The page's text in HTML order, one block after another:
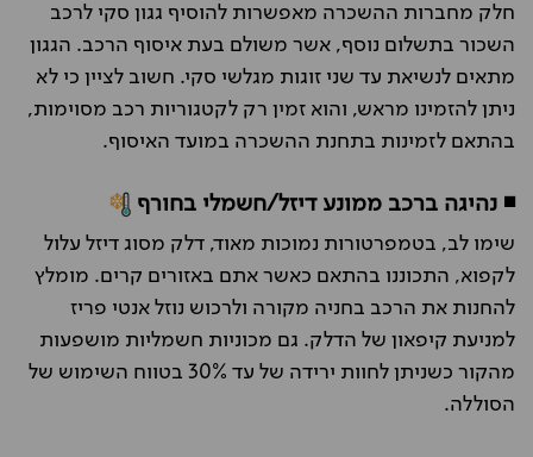
חלק מחברות ההשכרה מאפשרות להוסיף גגון סקי לרכב
השכור בתשלום נוסף, אשר משולם בעת איסוף הרכב. הגגון
מתאים לנשיאת עד שני זוגות מגלשי סקי. חשוב לציין כי לא
ניתן להזמינו מראש, והוא זמין רק לקטגוריות רכב מסוימות,
בהתאם לזמינות בתחנת ההשכרה במועד האיסוף.
◾ נהיגה ברכב ממונע דיזל/חשמלי בחורף
שימו לב, בטמפרטורות נמוכות מאוד, דלק מסוג דיזל עלול
לקפוא, התכוננו בהתאם כאשר אתם באזורים קרים. מומלץ
להחנות את הרכב בחניה מקורה ולרכוש נוזל אנטי פריז
למניעת קיפאון של הדלק. גם מכוניות חשמליות מושפעות
מהקור כשניתן לחוות ירידה של עד 30% בטווח השימוש של
הסוללה.